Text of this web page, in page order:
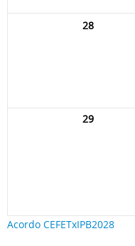
28
29
Acordo CEFETxIPB2028